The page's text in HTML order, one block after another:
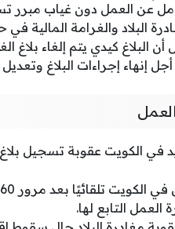
عن العمل دون غياب مبرر
البلاد والغرامة المالية
البلاغ كيدي يتم إلغاء بلاغ
أجل إنهاء إجراءات البلاغ
في الكويت عقوبة تسجيل
العمل التابع لها.